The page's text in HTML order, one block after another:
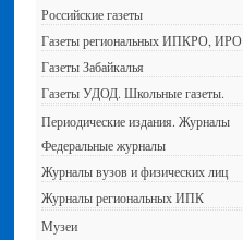
Российские газеты
Газеты региональных ИПКРО, ИРО
Газеты Забайкалья
Газеты УДОД. Школьные газеты.
Периодические издания. Журналы
Федеральные журналы
Журналы вузов и физических лиц
Журналы региональных ИПК
Музеи